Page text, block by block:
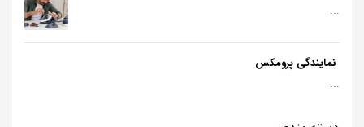
...
نمایندگی پرومکس
...